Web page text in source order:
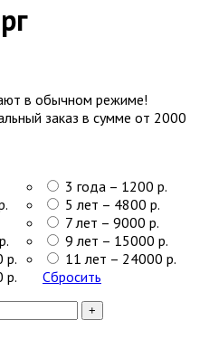
в обычном режиме!
заказ в сумме от 2000
3 года – 1200 р.
5 лет – 4800 р.
7 лет – 9000 р.
9 лет – 15000 р.
р.
11 лет – 24000 р.
р.
Сбросить